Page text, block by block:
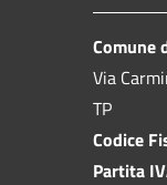
Comune
Via
TP
Codice
Partita